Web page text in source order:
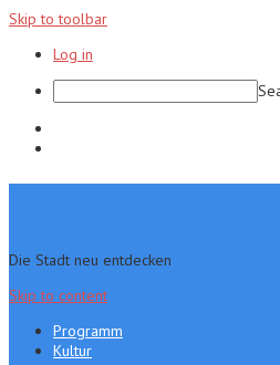
Skip to toolbar
Log in
Die Stadt neu entdecken
Skip to content
Programm
Kultur